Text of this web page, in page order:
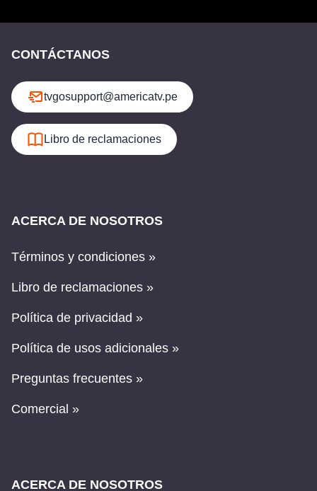
CONTÁCTANOS
tvgosupport@americatv.pe
Libro de reclamaciones
ACERCA DE NOSOTROS
Términos y condiciones »
Libro de reclamaciones »
Política de privacidad »
Política de usos adicionales »
Preguntas frecuentes »
Comercial »
ACERCA DE NOSOTROS